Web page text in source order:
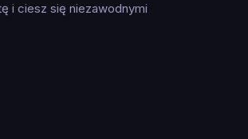
i ciesz się niezawodnymi